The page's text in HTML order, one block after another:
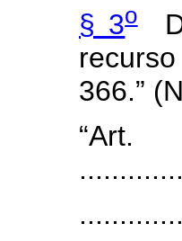
§ 3o
366.”